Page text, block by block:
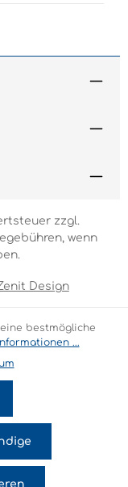
Design
zzgl.
wenn
bestmögliche
...